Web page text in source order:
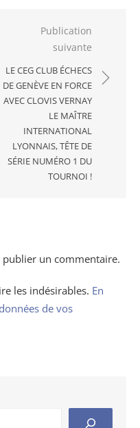
Publication
suivante
LE CEG CLUB ÉCHECS
DE GENÈVE EN FORCE
AVEC CLOVIS VERNAY
LE MAÎTRE
INTERNATIONAL
LYONNAIS, TÊTE DE
SÉRIE NUMÉRO 1 DU
TOURNOI !
publier un commentaire.
les indésirables. En
de vos